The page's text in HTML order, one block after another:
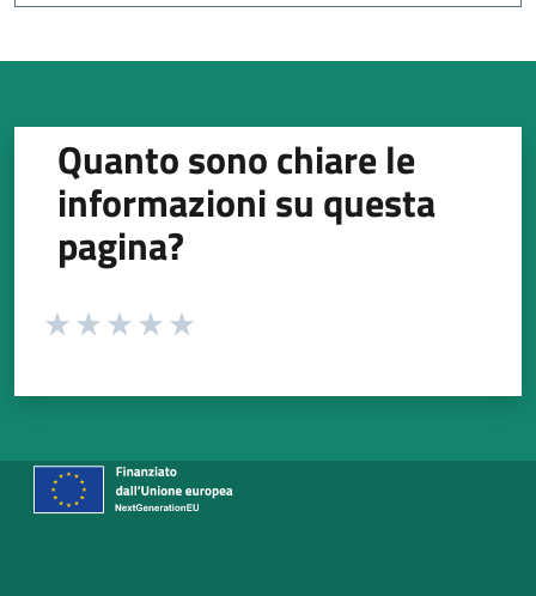
Quanto sono chiare le
informazioni su questa
pagina?
Valuta da 1 a 5 stelle la pagina